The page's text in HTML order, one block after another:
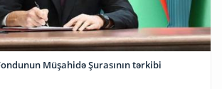
Müşahidə Şurasının tərkibi